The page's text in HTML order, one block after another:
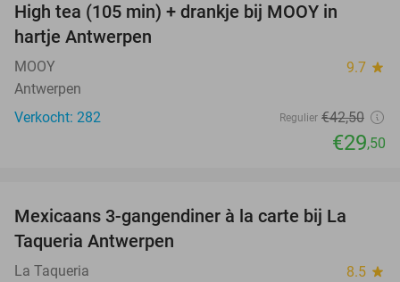
High tea (105 min) + drankje bij MOOY in
hartje Antwerpen
MOOY 9.7 star
Antwerpen
Verkocht: 282
Regulier €42,50
€29,50
32%
Mexicaans 3-gangendiner à la carte bij La
Taqueria Antwerpen
La Taqueria 8.5 star